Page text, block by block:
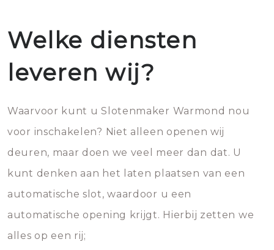
Welke diensten
leveren wij?
Waarvoor kunt u Slotenmaker Warmond nou
voor inschakelen? Niet alleen openen wij
deuren, maar doen we veel meer dan dat. U
kunt denken aan het laten plaatsen van een
automatische slot, waardoor u een
automatische opening krijgt. Hierbij zetten we
alles op een rij;